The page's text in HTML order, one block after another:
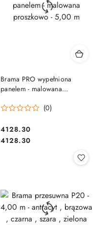
Brama PRO wypełniona
panelem - malowana
(0)
Cena:
4128.30
Cena:
4128.30